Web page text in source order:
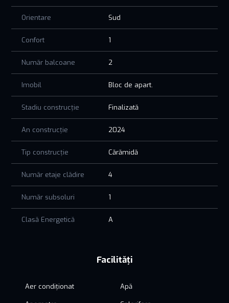
Orientare Sud
Confort 1
Număr balcoane 2
Imobil Bloc de apart.
Stadiu construcție Finalizată
An construcție 2024
Tip construcție Cărămidă
Număr etaje clădire 4
Număr subsoluri 1
Clasă Energetică A
Facilități
Aer condiționat Apă